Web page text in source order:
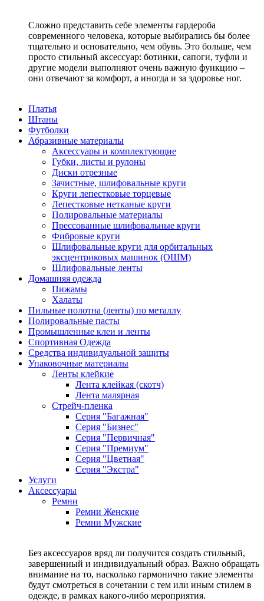
Сложно представить себе элементы гардероба
современного человека, которые выбирались бы более
тщательно и основательно, чем обувь. Это больше, чем
просто стильный аксессуар: ботинки, сапоги, туфли и
другие модели выполняют очень важную функцию –
они отвечают за комфорт, а иногда и за здоровье ног.
Платья
Штаны
Футболки
Абразивные материалы
Аксессуары и комплектующие
Губки, листы и рулоны
Диски отрезные
Зачистные, шлифовальные круги
Круги лепестковые торцевые
Лепестковые нетканые круги
Полировальные материалы
Прессованные шлифовальные круги
Фибровые круги
Шлифовальные круги для орбитальных
эксцентриковых машинок (ОШМ)
Шлифовальные ленты
Домашняя одежда
Пижамы
Халаты
Пильные полотна (ленты) по металлу
Полировальные пасты
Промышленные клеи и ленты
Спортивная Одежда
Средства индивидуальной защиты
Упаковочные материалы
Ленты клейкие
Лента клейкая (скотч)
Лента малярная
Стрейч-пленка
Серия "Багажная"
Серия "Бизнес"
Серия "Первичная"
Серия "Премиум"
Серия "Цветная"
Серия "Экстра"
Услуги
Аксессуары
Ремни
Ремни Женские
Ремни Мужские
Без аксессуаров вряд ли получится создать стильный,
завершенный и индивидуальный образ. Важно обращать
внимание на то, насколько гармонично такие элементы
будут смотреться в сочетании с тем или иным стилем в
одежде, в рамках какого-либо мероприятия.